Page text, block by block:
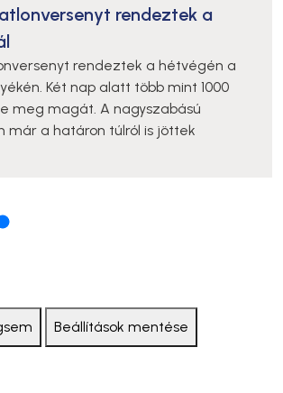
rendeztek a
rendeztek a hétvégén a
Két nap alatt több mint 1000
meg magát. A nagyszabású
már a határon túlról is jöttek
Beállítások mentése